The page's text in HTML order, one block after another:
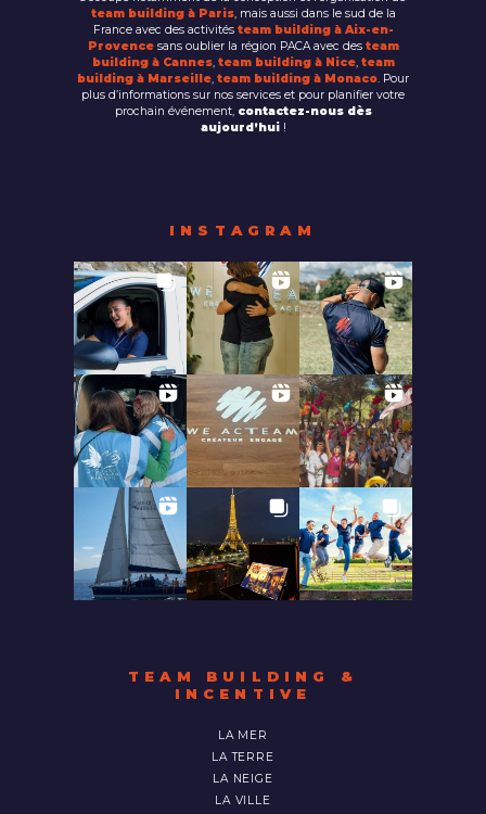
team building à Paris, mais aussi dans le sud de la
France avec des activités team building à Aix-en-
Provencesans oublier la région PACA avec des team
building à Cannes, team building à Nice, team
building à Marseille, team building à Monaco. Pour
plus d’informations sur nos services et pour planifier votre
prochain événement, contactez-nous dès
aujourd’hui!
INSTAGRAM
TEAM BUILDING &
INCENTIVE
LA MER
LA TERRE
LA NEIGE
LA VILLE